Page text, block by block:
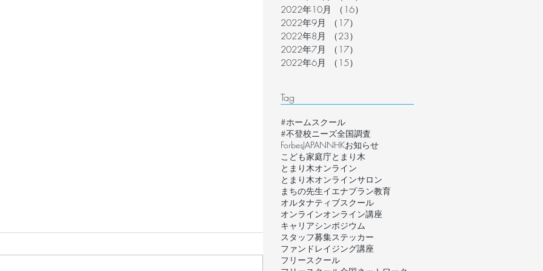
2022年10月
（16）
2022年9月
（17）
2022年8月
（23）
2022年7月
（17）
2022年6月
（15）
Tag
#ホームスクール
#不登校ニーズ全国調査
ForbesJAPANNHKお知らせ
こども家庭庁とまり木
とまり木オンライン
とまり木オンラインサロン
まちの先生イエナプラン教育
オルタナティブスクール
オンラインオンライン講座
キャリアシンポジウム
スタッフ募集ステッカー
ファンドレイジング講座
フリースクール